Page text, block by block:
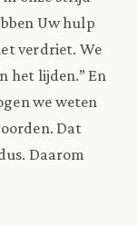
Uw hulp
verdriet. We
het lijden.” En
we weten
Dat
Daarom